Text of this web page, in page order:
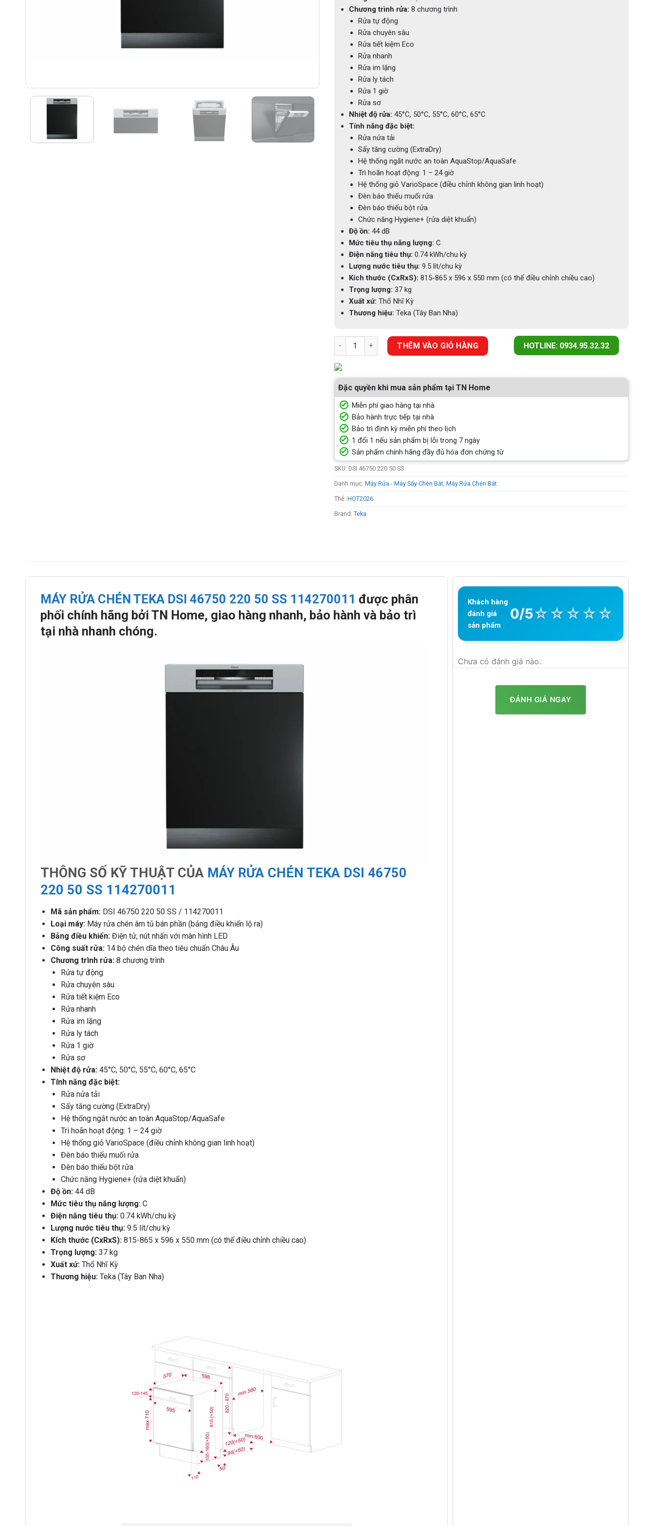
Chương trình rửa: 8 chương trình
Rửa tự động
Rửa chuyên sâu
Rửa tiết kiệm Eco
Rửa nhanh
Rửa im lặng
Rửa ly tách
Rửa 1 giờ
Rửa sơ
Nhiệt độ rửa: 45°C, 50°C, 55°C, 60°C, 65°C
Tính năng đặc biệt:
Rửa nửa tải
Sấy tăng cường (ExtraDry)
Hệ thống ngắt nước an toàn AquaStop/AquaSafe
Trì hoãn hoạt động: 1 – 24 giờ
Hệ thống giỏ VarioSpace (điều chỉnh không gian linh hoạt)
Đèn báo thiếu muối rửa
Đèn báo thiếu bột rửa
Chức năng Hygiene+ (rửa diệt khuẩn)
Độ ồn: 44 dB
Mức tiêu thụ năng lượng: C
Điện năng tiêu thụ: 0.74 kWh/chu kỳ
Lượng nước tiêu thụ: 9.5 lít/chu kỳ
Kích thước (CxRxS): 815-865 x 596 x 550 mm (có thể điều chỉnh chiều cao)
Trọng lượng: 37 kg
Xuất xứ: Thổ Nhĩ Kỳ
Thương hiệu: Teka (Tây Ban Nha)
MÁY RỬA CHÉN TEKA DSI 46750 220 50 SS 114270011 số lượng
THÊM VÀO GIỎ HÀNG HOTLINE: 0934.95.32.32
Đặc quyền khi mua sản phẩm tại TN Home
Miễn phí giao hàng tại nhà
Bảo hành trực tiếp tại nhà
Bảo trì định kỳ miễn phí theo lịch
1 đổi 1 nếu sản phẩm bị lỗi trong 7 ngày
Sản phẩm chính hãng đầy đủ hóa đơn chứng từ
SKU: DSI 46750 220 50 SS
Danh mục: Máy Rửa - Máy Sấy Chén Bát Máy Rửa Chén Bát
Thẻ: HOT2026
Brand: Teka
MÁY RỬA CHÉN TEKA DSI 46750 220 50 SS 114270011 được phân
phối chính hãng bởi TN Home, giao hàng nhanh, bảo hành và bảo trì
tại nhà nhanh chóng.
THÔNG SỐ KỸ THUẬT CỦA MÁY RỬA CHÉN TEKA DSI 46750
220 50 SS 114270011
Mã sản phẩm:DSI 46750 220 50 SS / 114270011
Loại máy:Máy rửa chén âm tủ bán phần (bảng điều khiển lộ ra)
Bảng điều khiển:Điện tử, nút nhấn với màn hình LED
Công suất rửa:14 bộ chén dĩa theo tiêu chuẩn Châu Âu
Chương trình rửa:8 chương trình
Rửa tự động
Rửa chuyên sâu
Rửa tiết kiệm Eco
Rửa nhanh
Rửa im lặng
Rửa ly tách
Rửa 1 giờ
Rửa sơ
Nhiệt độ rửa:45°C, 50°C, 55°C, 60°C, 65°C
Tính năng đặc biệt:
Rửa nửa tải
Sấy tăng cường (ExtraDry)
Hệ thống ngắt nước an toàn AquaStop/AquaSafe
Trì hoãn hoạt động: 1 – 24 giờ
Hệ thống giỏ VarioSpace (điều chỉnh không gian linh hoạt)
Đèn báo thiếu muối rửa
Đèn báo thiếu bột rửa
Chức năng Hygiene+ (rửa diệt khuẩn)
Độ ồn:44 dB
Mức tiêu thụ năng lượng:C
Điện năng tiêu thụ:0.74 kWh/chu kỳ
Lượng nước tiêu thụ:9.5 lít/chu kỳ
Kích thước (CxRxS):815-865 x 596 x 550 mm (có thể điều chỉnh chiều cao)
Trọng lượng:37 kg
Xuất xứ:Thổ Nhĩ Kỳ
Thương hiệu:Teka (Tây Ban Nha)
Khách hàng
đánh giá
sản phẩm
0/5☆ ☆ ☆ ☆ ☆
Chưa có đánh giá nào.
ĐÁNH GIÁ NGAY